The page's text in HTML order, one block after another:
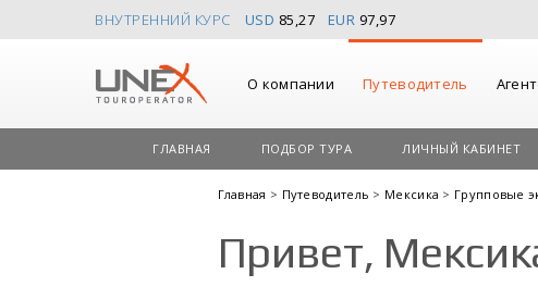
ВНУТРЕННИЙ КУРС USD 85,27 EUR 97,97
О компании Путеводитель
ГЛАВНАЯ ПОДБОР ТУРА ЛИЧНЫЙ КАБИНЕТ
Главная > Путеводитель > Мексика > Групповые
Привет,